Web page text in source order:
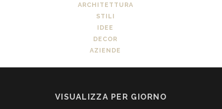
ARCHITETTURA
STILI
IDEE
DECOR
AZIENDE
VISUALIZZA PER GIORNO